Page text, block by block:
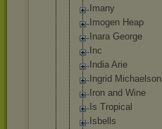
Imany
Imogen Heap
Inara George
Inc
India Arie
Ingrid Michaelson
Iron and Wine
Is Tropical
Isbells